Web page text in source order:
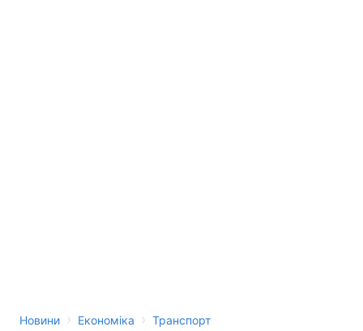
Новини › Економіка › Транспорт